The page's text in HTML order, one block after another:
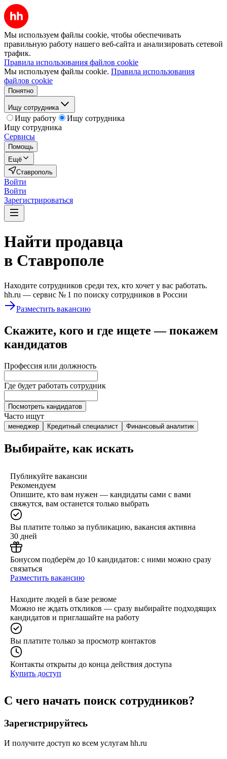
Мы используем файлы cookie, чтобы обеспечивать
правильную работу нашего веб-сайта и анализировать сетевой
трафик.
Правила использования файлов cookie
Мы используем файлы cookie. Правила использования
файлов cookie
Понятно
Ищу сотрудника
Ищу работу
Ищу сотрудника
Ищу сотрудника
Сервисы
Помощь
Ещё
Ставрополь
Войти
Войти
Зарегистрироваться
Найти продавца
в Ставрополе
Находите сотрудников среди тех, кто хочет у вас работать.
hh.ru — сервис № 1 по поиску сотрудников в России
Разместить вакансию
Скажите, кого и где ищете — покажем
кандидатов
Профессия или должность
Где будет работать сотрудник
Посмотреть кандидатов
Часто ищут
менеджер Кредитный специалист Финансовый аналитик
Выбирайте, как искать
Публикуйте вакансии
Рекомендуем
Опишите, кто вам нужен — кандидаты сами с вами
свяжутся, вам останется только выбрать
Вы платите только за публикацию, вакансия активна
30 дней
Бонусом подберём до 10 кандидатов: с ними можно сразу
связаться
Разместить вакансию
Находите людей в базе резюме
Можно не ждать откликов — сразу выбирайте подходящих
кандидатов и приглашайте на работу
Вы платите только за просмотр контактов
Контакты открыты до конца действия доступа
Купить доступ
С чего начать поиск сотрудников?
Зарегистрируйтесь
И получите доступ ко всем услугам hh.ru